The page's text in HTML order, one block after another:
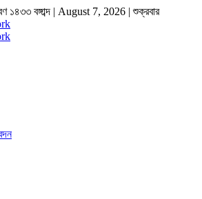
১৪৩৩ বঙ্গাব্দ | August 7, 2026 |শুক্রবার